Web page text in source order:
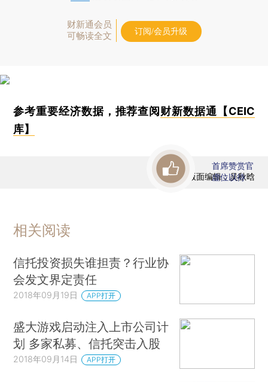
财新通会员
可畅读全文
订阅/会员升级
参考重要经济数据，推荐查阅 财新数据通【CEIC
库】
版面编辑：吴秋晗
首席赞赏官
虚位以待
相关阅读
信托投资损失谁担责？行业协
会发文界定责任
2018年09月19日 APP打开
盛大游戏启动注入上市公司计
划 多家私募、信托突击入股
2018年09月14日 APP打开